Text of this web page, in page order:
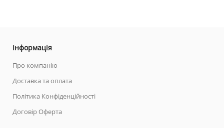
Інформація
Про компанію
Доставка та оплата
Політика Конфіденційності
Договір Оферта